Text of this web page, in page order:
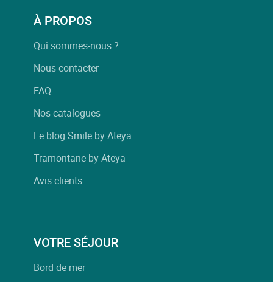
À PROPOS
Qui sommes-nous ?
Nous contacter
FAQ
Nos catalogues
Le blog Smile by Ateya
Tramontane by Ateya
Avis clients
VOTRE SÉJOUR
Bord de mer